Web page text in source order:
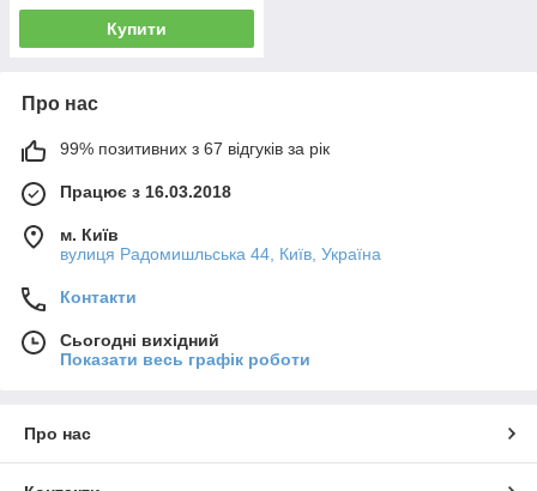
Купити
Про нас
99% позитивних з 67 відгуків за рік
Працює з 16.03.2018
м. Київ
вулиця Радомишльська 44, Київ, Україна
Контакти
Сьогодні вихідний
Показати весь графік роботи
Про нас